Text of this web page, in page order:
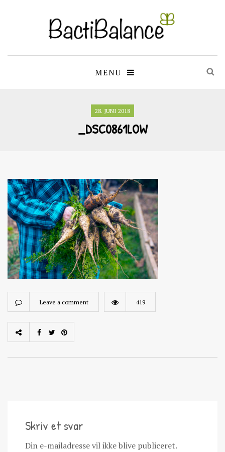
MENU
28. JUNI 2018
_DSC0861LOW
Leave a comment 419
Skriv et svar
Din e-mailadresse vil ikke blive publiceret.